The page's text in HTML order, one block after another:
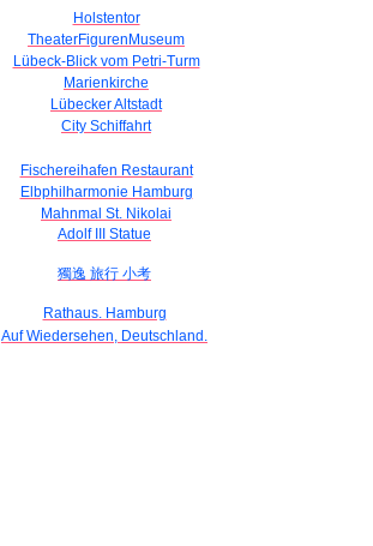
Holstentor
TheaterFigurenMuseum
Lübeck-Blick vom Petri-Turm
Marienkirche
Lübecker Altstadt
City Schiffahrt
Fischereihafen Restaurant
Elbphilharmonie Hamburg
Mahnmal St. Nikolai
Adolf III Statue
獨逸 旅行 小考
Rathaus. Hamburg
Auf Wiedersehen, Deutschland.